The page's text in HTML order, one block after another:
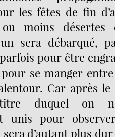
les fêtes de fin
moins désertes
sera débarqué,
pour être
se manger
Car après
duquel on
unis pour
d’autant plus dur